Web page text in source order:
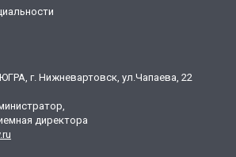
г. Нижневартовск, ул.Чапаева, 22
директора